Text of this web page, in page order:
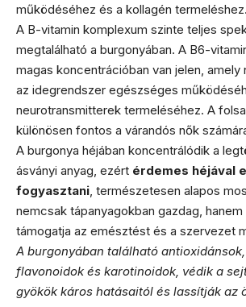
működéséhez és a kollagén termeléshez.
A B-vitamin komplexum szinte teljes
megtalálható a burgonyában. A B6-
magas koncentrációban van jelen, amely
az idegrendszer egészséges
neurotransmitterek termeléséhez. A
különösen fontos a várandós nők
A burgonya héjában koncentrálódik a
ásványi anyag, ezért érdemes héjával
fogyasztani , természetesen alapos
nemcsak tápanyagokban gazdag, hanem
támogatja az emésztést és a szervezet
A burgonyában található
flavonoidok és karotinoidok, védik a
gyökök káros hatásaitól és lassítják az